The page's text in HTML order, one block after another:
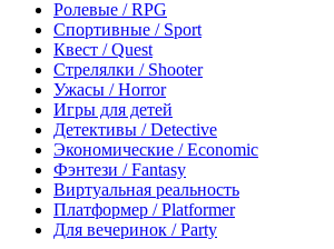
Ролевые / RPG
Спортивные / Sport
Квест / Quest
Стрелялки / Shooter
Ужасы / Horror
Игры для детей
Детективы / Detective
Экономические / Economic
Фэнтези / Fantasy
Виртуальная реальность
Платформер / Platformer
Для вечеринок / Party